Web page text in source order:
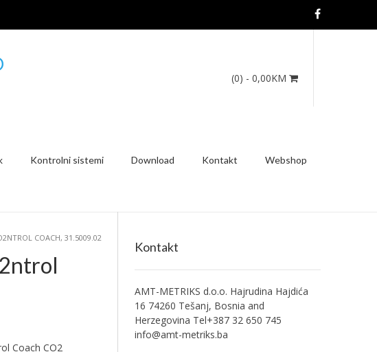
(0) - 0,00KM
Kontrolni sistemi Download Kontakt Webshop
COACH, 31.5009.02
Coach CO2
Kontakt
AMT-METRIKS d.o.o. Hajrudina Hajdića
16 74260 Tešanj, Bosnia and
Herzegovina Tel+387 32 650 745
info@amt-metriks.ba